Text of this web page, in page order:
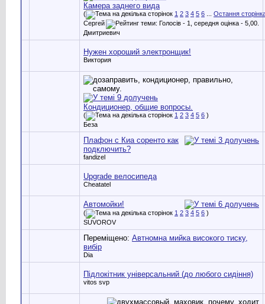
Камера заднего вида
( 1 2 3 4 5 6
Остання
Сергей
Дмитриевич
Нужен хороший электронщик!
Виктория
Кондиционер, общие вопросы.
( 1 2 3 4 5 6 )
Беза
Плафон с Киа соренто как
подключить?
fandizel
Upgrade велосипеда
Cheatatel
Автомойки!
( 1 2 3 4 5 6 )
SUVOROV
Переміщено: Автномна мийка високого тиску,
вибір
Dia
Підлокітник універсальний (до любого сидіння)
vitos svp